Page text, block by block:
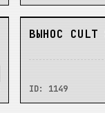
НЕТ
ВЫНОС CULT
ID: 1149